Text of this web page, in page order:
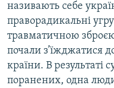
називають себе
праворадикальні
травматичною
почали з’їжджатися
країни. В результаті
поранених, одна